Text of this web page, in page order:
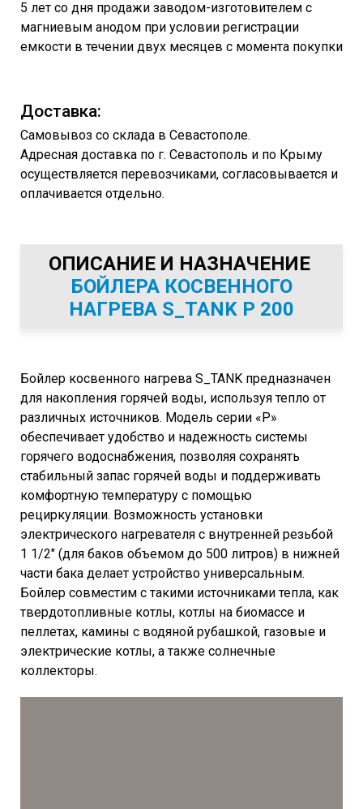
5 лет со дня продажи заводом-изготовителем с
магниевым анодом при условии регистрации
емкости в течении двух месяцев с момента покупки
Доставка:
Самовывоз со склада в Севастополе.
Адресная доставка по г. Севастополь и по Крыму
осуществляется перевозчиками, согласовывается и
оплачивается отдельно.
ОПИСАНИЕ И НАЗНАЧЕНИЕ
БОЙЛЕРА КОСВЕННОГО
НАГРЕВА S_TANK P 200
Бойлер косвенного нагрева S_TANK предназначен
для накопления горячей воды, используя тепло от
различных источников. Модель серии «Р»
обеспечивает удобство и надежность системы
горячего водоснабжения, позволяя сохранять
стабильный запас горячей воды и поддерживать
комфортную температуру с помощью
рециркуляции. Возможность установки
электрического нагревателя с внутренней резьбой
1 1/2″ (для баков объемом до 500 литров) в нижней
части бака делает устройство универсальным.
Бойлер совместим с такими источниками тепла, как
твердотопливные котлы, котлы на биомассе и
пеллетах, камины с водяной рубашкой, газовые и
электрические котлы, а также солнечные
коллекторы.